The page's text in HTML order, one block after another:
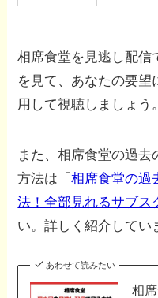
相席食堂を見逃し配信
を見て、あなたの要望
用して視聴しましょう。
また、相席食堂の過去
方法は「相席食堂の過
法！全部見れるサブス
い。詳しく紹介してい
あわせて読みたい
相